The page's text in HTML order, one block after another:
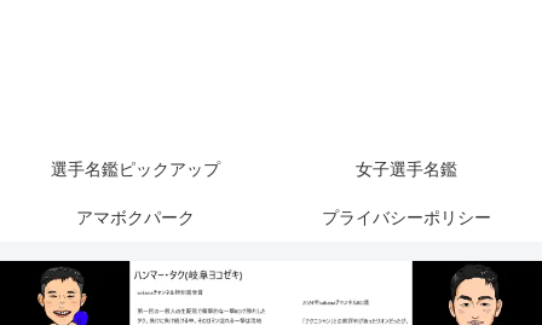
選手名鑑ピックアップ 女子選手名鑑
アマボクパーク プライバシーポリシー